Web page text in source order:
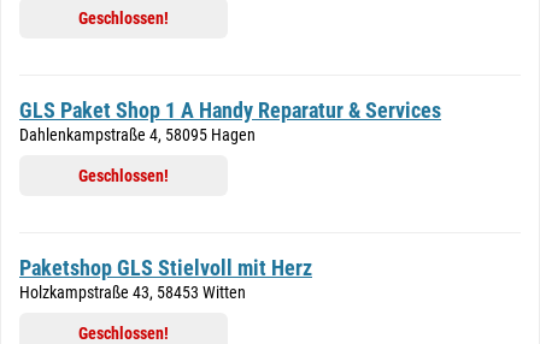
Geschlossen!
GLS Paket Shop 1 A Handy Reparatur & Services
Dahlenkampstraße 4, 58095 Hagen
Geschlossen!
Paketshop GLS Stielvoll mit Herz
Holzkampstraße 43, 58453 Witten
Geschlossen!